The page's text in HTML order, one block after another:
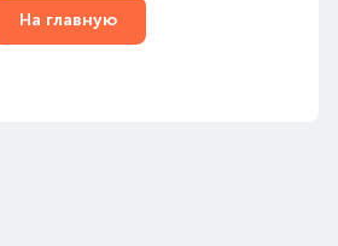
На главную